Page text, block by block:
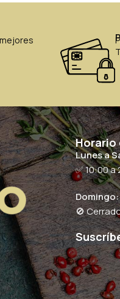
Horario
Lunes a
✅ 10:00
Domingo:
🚫